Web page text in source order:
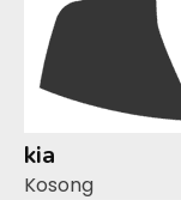
kia
Kosong